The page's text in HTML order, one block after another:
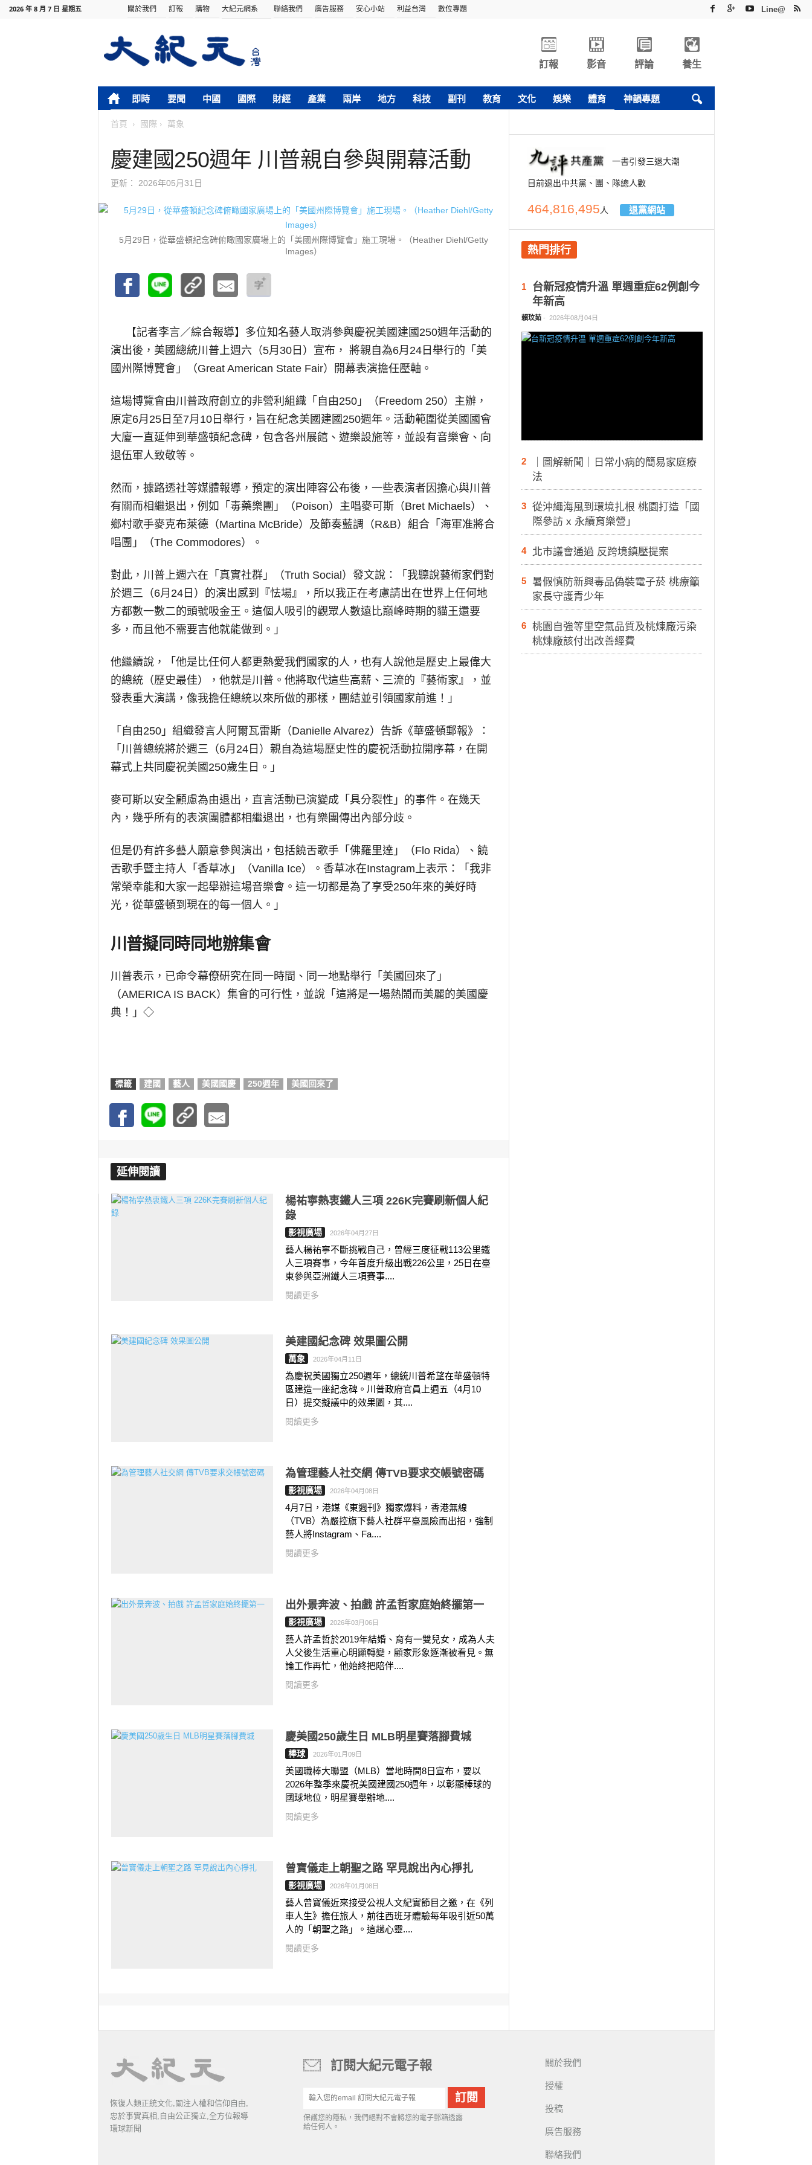
2026 年 8 月 7 日 星期五 關於我們 訂報 購物 大紀元網系 聯絡我們 廣告服務 安心小站 利益台灣 數位專題 Line@
訂報 影音 評論 養生
即時 要聞 中國 國際 財經 產業 兩岸 地方 科技 副刊 教育 文化 娛樂 體育 神韻專題
首頁 國際 萬象
慶建國250週年 川普親自參與開幕活動
更新： 2026年05月31日
5月29日，從華盛頓紀念碑俯瞰國家廣場上的「美國州際博覽會」施工現場。（Heather Diehl/Getty
Images）
【記者李言／綜合報導】 多位知名藝人取消參與慶祝美國建國250週年活動的
演出後，美國總統川普上週六（5月30日）宣布， 將親自為6月24日舉行的「美
國州際博覽會」（Great American State Fair）開幕表演擔任壓軸。
這場博覽會由川普政府創立的非營利組織「自由250」（Freedom 250）主辦，
原定6月25日至7月10日舉行，旨在紀念美國建國250週年。活動範圍從美國國會
大廈一直延伸到華盛頓紀念碑，包含各州展館、遊樂設施等，並設有音樂會、向
退伍軍人致敬等。
然而，據路透社等媒體報導，預定的演出陣容公布後，一些表演者因擔心與川普
有關而相繼退出，例如「毒藥樂團」（Poison）主唱麥可斯（Bret Michaels）、
鄉村歌手麥克布萊德（Martina McBride）及節奏藍調（R&B）組合「海軍准將合
唱團」（The Commodores）。
對此，川普上週六在「真實社群」（Truth Social）發文說：「我聽說藝術家們對
於週三（6月24日）的演出感到『怯場』，所以我正在考慮請出在世界上任何地
方都數一數二的頭號吸金王。這個人吸引的觀眾人數遠比巔峰時期的貓王還要
多，而且他不需要吉他就能做到。」
他繼續說，「他是比任何人都更熱愛我們國家的人，也有人說他是歷史上最偉大
的總統（歷史最佳），他就是川普。他將取代這些高薪、三流的『藝術家』，並
發表重大演講，像我擔任總統以來所做的那樣，團結並引領國家前進！」
「自由250」組織發言人阿爾瓦雷斯（Danielle Alvarez）告訴《華盛頓郵報》：
「川普總統將於週三（6月24日）親自為這場歷史性的慶祝活動拉開序幕，在開
幕式上共同慶祝美國250歲生日。」
麥可斯以安全顧慮為由退出，直言活動已演變成「具分裂性」的事件。在幾天
內，幾乎所有的表演團體都相繼退出，也有樂團傳出內部分歧。
但是仍有許多藝人願意參與演出，包括饒舌歌手「佛羅里達」（Flo Rida）、饒
舌歌手暨主持人「香草冰」（Vanilla Ice）。香草冰在Instagram上表示：「我非
常榮幸能和大家一起舉辦這場音樂會。這一切都是為了享受250年來的美好時
光，從華盛頓到現在的每一個人。」
川普擬同時同地辦集會
川普表示，已命令幕僚研究在同一時間、同一地點舉行「美國回來了」
（AMERICA IS BACK）集會的可行性，並說「這將是一場熱鬧而美麗的美國慶
典！」◇
標籤 建國 藝人 美國國慶 250週年 美國回來了
延伸閱讀
楊祐寧熱衷鐵人三項 226K完賽刷新個人紀
錄
影視廣場 2026年04月27日
藝人楊祐寧不斷挑戰自己，曾經三度征戰113公里鐵
人三項賽事，今年首度升級出戰226公里，25日在臺
東參與亞洲鐵人三項賽事....
閱讀更多
美建國紀念碑 效果圖公開
萬象 2026年04月11日
為慶祝美國獨立250週年，總統川普希望在華盛頓特
區建造一座紀念碑。川普政府官員上週五（4月10
日）提交擬議中的效果圖，其....
閱讀更多
為管理藝人社交網 傳TVB要求交帳號密碼
影視廣場 2026年04月08日
4月7日，港媒《東週刊》獨家爆料，香港無線
（TVB）為嚴控旗下藝人社群平臺風險而出招，強制
藝人將Instagram、Fa....
閱讀更多
出外景奔波、拍戲 許孟哲家庭始終擺第一
影視廣場 2026年03月06日
藝人許孟哲於2019年結婚、育有一雙兒女，成為人夫
人父後生活重心明顯轉變，顧家形象逐漸被看見。無
論工作再忙，他始終把陪伴....
閱讀更多
慶美國250歲生日 MLB明星賽落腳費城
棒球 2026年01月09日
美國職棒大聯盟（MLB）當地時間8日宣布，要以
2026年整季來慶祝美國建國250週年，以彰顯棒球的
國球地位，明星賽舉辦地....
閱讀更多
曾寶儀走上朝聖之路 罕見說出內心掙扎
影視廣場 2026年01月08日
藝人曾寶儀近來接受公視人文紀實節目之邀，在《列
車人生》擔任旅人，前往西班牙體驗每年吸引近50萬
人的「朝聖之路」。這趟心靈....
閱讀更多
一書引發三退大潮
目前退出中共黨、團、隊總人數
464,816,495人 退黨網站
熱門排行
1
台新冠疫情升溫 單週重症62例創今
年新高
賴玟茹 - 2026年08月04日
2
｜圖解新聞｜日常小病的簡易家庭療
法
3
從沖繩海風到環境扎根 桃園打造「國
際參訪 x 永續育樂營」
4 北市議會通過 反跨境鎮壓提案
5
暑假慎防新興毒品偽裝電子菸 桃療籲
家長守護青少年
6
桃園自強等里空氣品質及桃煉廠污染
桃煉廠該付出改善經費
恢復人類正統文化,關注人權和信仰自由,
忠於事實真相,自由公正獨立,全方位報導
環球新聞
訂閱大紀元電子報
保護您的隱私，我們絕對不會將您的電子郵箱透露
給任何人。
關於我們
授權
投稿
廣告服務
聯絡我們